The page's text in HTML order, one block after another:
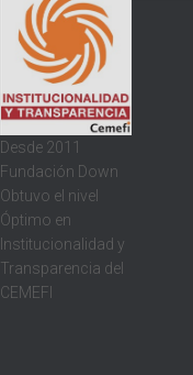
Desde 2011
Fundación Down
Obtuvo el nivel
Óptimo en
Institucionalidad y
Transparencia del
CEMEFI